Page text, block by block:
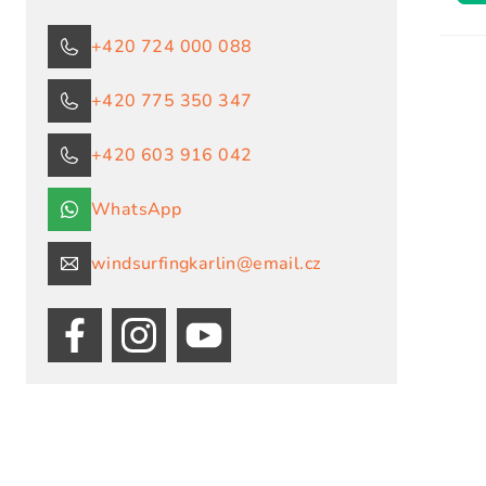
+420 724 000 088
+420 775 350 347
+420 603 916 042
WhatsApp
windsurfingkarlin@email.cz